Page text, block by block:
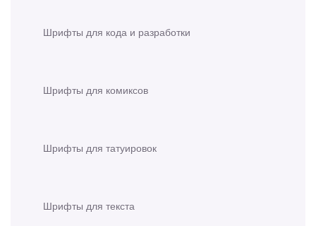
Шрифты для кода и разработки
Шрифты для комиксов
Шрифты для татуировок
Шрифты для текста